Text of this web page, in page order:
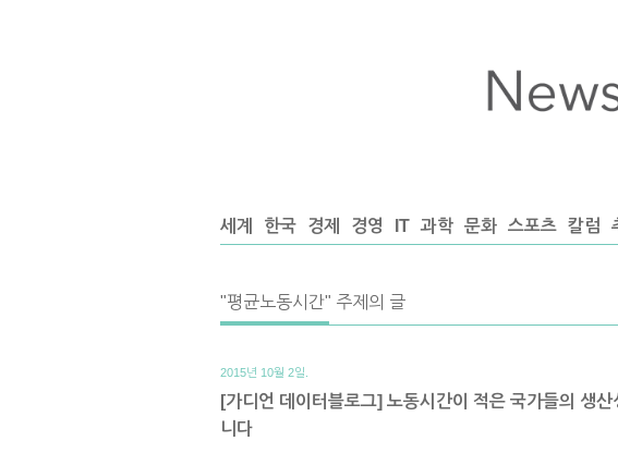
세계 한국 경제 경영 IT 과학 문화 스포츠 칼럼
"평균노동시간" 주제의 글
2015년 10월 2일.
[가디언 데이터블로그] 노동시간이 적은 국가들의 생산
니다